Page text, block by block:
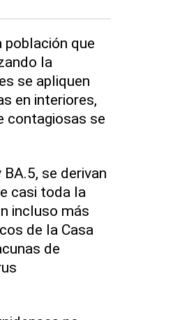
población que
la
se apliquen
en interiores,
contagiosas se
se derivan
casi toda la
incluso más
de la Casa
de